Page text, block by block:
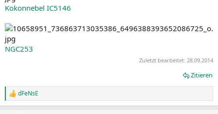
Kokonnebel IC5146
NGC253
Zuletzt bearbeitet: 28.09.2014
Zitieren
R
e
dFeNsE